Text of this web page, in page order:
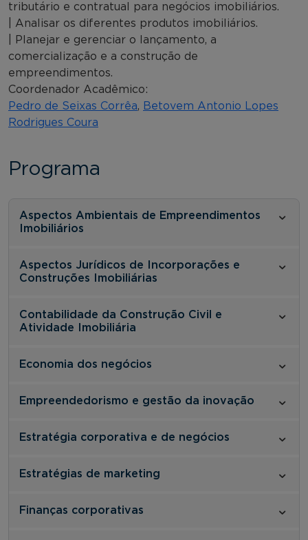
tributário e contratual para negócios imobiliários.
| Analisar os diferentes produtos imobiliários.
| Planejar e gerenciar o lançamento, a
comercialização e a construção de
empreendimentos.
Coordenador Acadêmico:
Pedro de Seixas Corrêa, Betovem Antonio Lopes
Rodrigues Coura
Programa
Aspectos Ambientais de Empreendimentos
Imobiliários
Aspectos Jurídicos de Incorporações e
Construções Imobiliárias
Contabilidade da Construção Civil e
Atividade Imobiliária
Economia dos negócios
Empreendedorismo e gestão da inovação
Estratégia corporativa e de negócios
Estratégias de marketing
Finanças corporativas